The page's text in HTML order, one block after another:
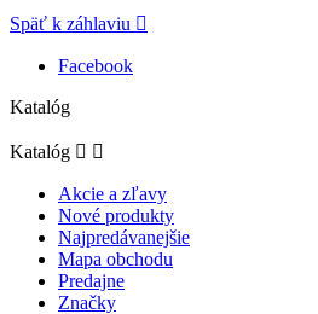
Späť k záhlaviu 
Facebook
Katalóg
Katalóg  
Akcie a zľavy
Nové produkty
Najpredávanejšie
Mapa obchodu
Predajne
Značky